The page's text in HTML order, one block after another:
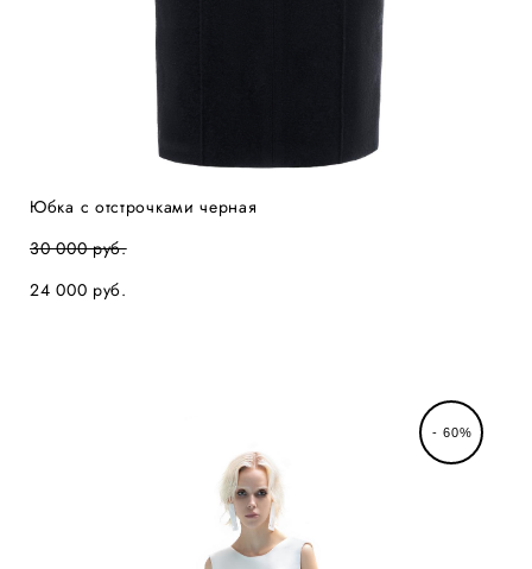
Юбка с отстрочками черная
30 000 pуб.
24 000 pуб.
- 60%